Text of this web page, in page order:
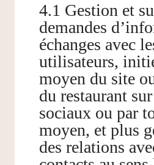
4.1 Gestion et
demandes
échanges avec
utilisateurs,
moyen du site
du restaurant
sociaux ou par
moyen, et plus
des relations